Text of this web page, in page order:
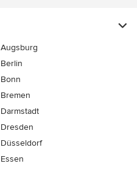
Augsburg
Berlin
Bonn
Bremen
Darmstadt
Dresden
Düsseldorf
Essen